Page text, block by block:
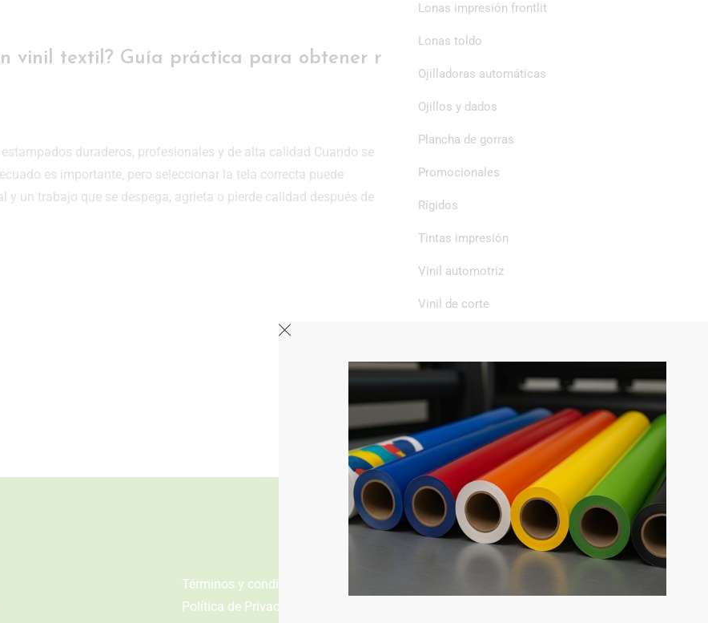
vinil textil? Guía práctica para obtener r
duraderos, profesionales y de alta calidad Cuando se
es importante, pero seleccionar la tela correcta puede
un trabajo que se despega, agrieta o pierde calidad después de
Lonas impresión frontlit
Lonas toldo
Ojilladoras automáticas
Ojillos y dados
Plancha de gorras
Promocionales
Rígidos
Tintas impresión
Vinil automotriz
Vinil de corte
Vinil textil
Términos y condiciones
Política de Privacidad